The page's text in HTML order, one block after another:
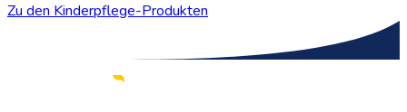
Zu den Kinderpflege-Produkten